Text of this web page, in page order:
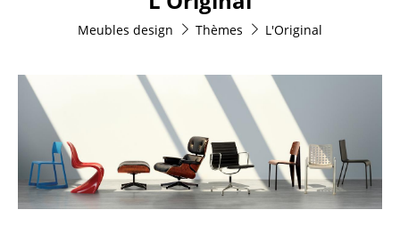
Chaises de cuisine & salle à manger
Fauteuils
Fauteuils lounge
Chaises
Meubles design Thèmes L'Original